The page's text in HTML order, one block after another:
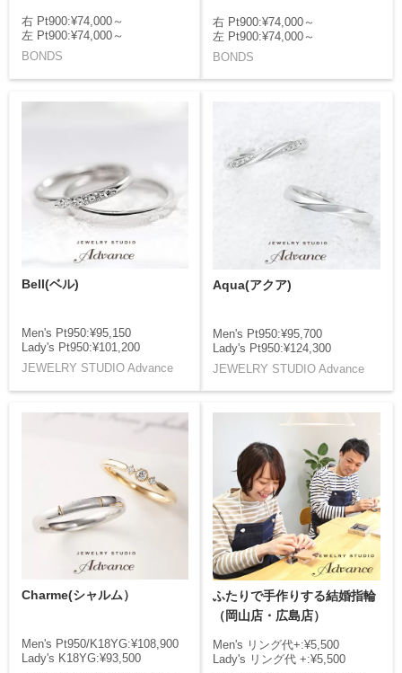
右 Pt900:¥74,000～
左 Pt900:¥74,000～
BONDS
右 Pt900:¥74,000～
左 Pt900:¥74,000～
BONDS
Bell(ベル)
Men's Pt950:¥95,150
Lady's Pt950:¥101,200
JEWELRY STUDIO Advance
Aqua(アクア)
Men's Pt950:¥95,700
Lady's Pt950:¥124,300
JEWELRY STUDIO Advance
Charme(シャルム）
Men's Pt950/K18YG:¥108,900
Lady's K18YG:¥93,500
ふたりで手作りする結婚指輪
（岡山店・広島店）
Men's リング代+:¥5,500
Lady's リング代 +:¥5,500